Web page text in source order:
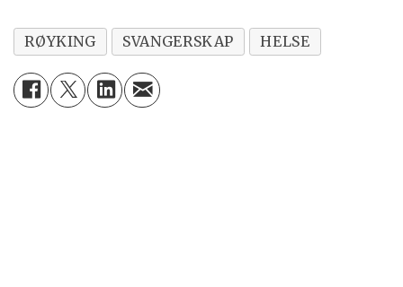
RØYKING SVANGERSKAP HELSE